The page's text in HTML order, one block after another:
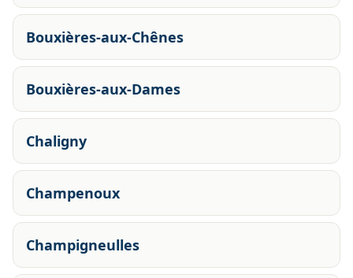
Bouxières-aux-Chênes
Bouxières-aux-Dames
Chaligny
Champenoux
Champigneulles